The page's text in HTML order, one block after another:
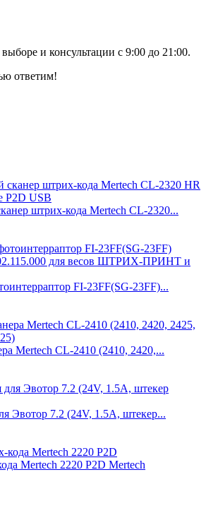
и консультации с 9:00 до 21:00.
ответим!
штрих-кода Mertech CL-2320...
FI-23FF(SG-23FF)...
Mertech CL-2410 (2410, 2420,...
Эвотор 7.2 (24V, 1.5A, штекер...
Mertech 2220 P2D Mertech